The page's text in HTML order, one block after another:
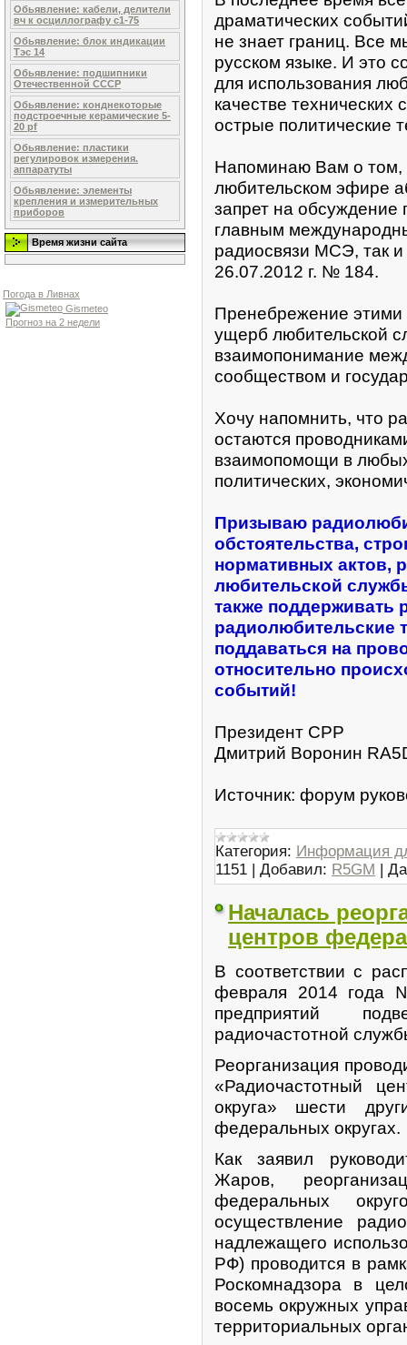
Обьявление: кабели, делители
вч к осциллографу с1-75
Обьявление: блок индикации
Тэс 14
Обьявление: подшипники
Отечественной СССР
Обьявление: конднекоторые
подстроечные керамические 5-
20 pf
Обьявление: пластики
регулировок измерения.
аппаратуты
Обьявление: элементы
крепления и измерительных
приборов
Время жизни сайта
Погода в Ливнах
Gismeteo
Прогноз на 2 недели
драматических
не знает границ. Все
русском языке. И это
для использования
качестве технических
острые политические
Напоминаю Вам о том,
любительском эфире
запрет на обсуждение
главным
радиосвязи МСЭ, так
26.07.2012 г. № 184.
Пренебрежение этими
ущерб любительской
взаимопонимание
сообществом и
Хочу напомнить, что
остаются
взаимопомощи в
политических,
Призываю
обстоятельства,
нормативных актов,
любительской
также поддерживать
радиолюбительские
поддаваться на
относительно
событий!
Президент СРР
Дмитрий Воронин
Источник: форум
Категория: Информация
1151 | Добавил: R5GM |
Началась
центров
В соответствии с
февраля 2014 года
предприятий
радиочастотной
Реорганизация
«Радиочастотный
округа» шести
федеральных округах.
Как заявил
Жаров,
федеральных
осуществление
надлежащего
РФ) проводится в
Роскомнадзора в
восемь окружных
территориальных